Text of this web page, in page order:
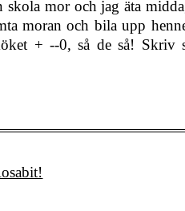
skola mor och jag äta
moran och bila upp
+ --0, så de så! Skriv